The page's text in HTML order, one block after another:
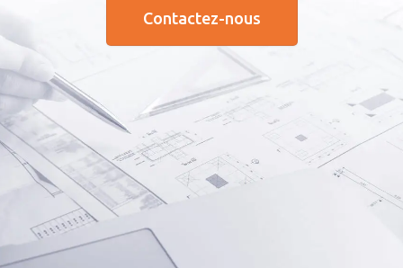
Contactez-nous